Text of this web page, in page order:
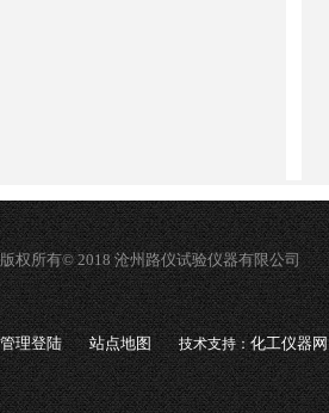
版权所有© 2018 沧州路仪试验仪器有限公司
管理登陆 站点地图 技术支持：化工仪器网